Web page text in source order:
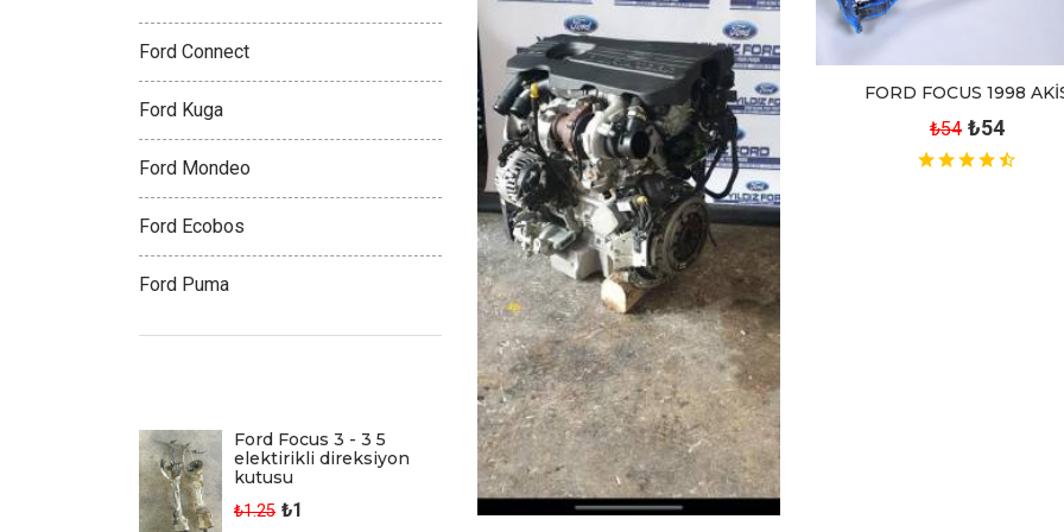
FORD FOCUS 1998
₺54 ₺54
Ford Connect
Ford Kuga
Ford Mondeo
Ford Ecobos
Ford Puma
Ford Focus 3 - 3 5
elektirikli direksiyon
kutusu
₺1.25 ₺1